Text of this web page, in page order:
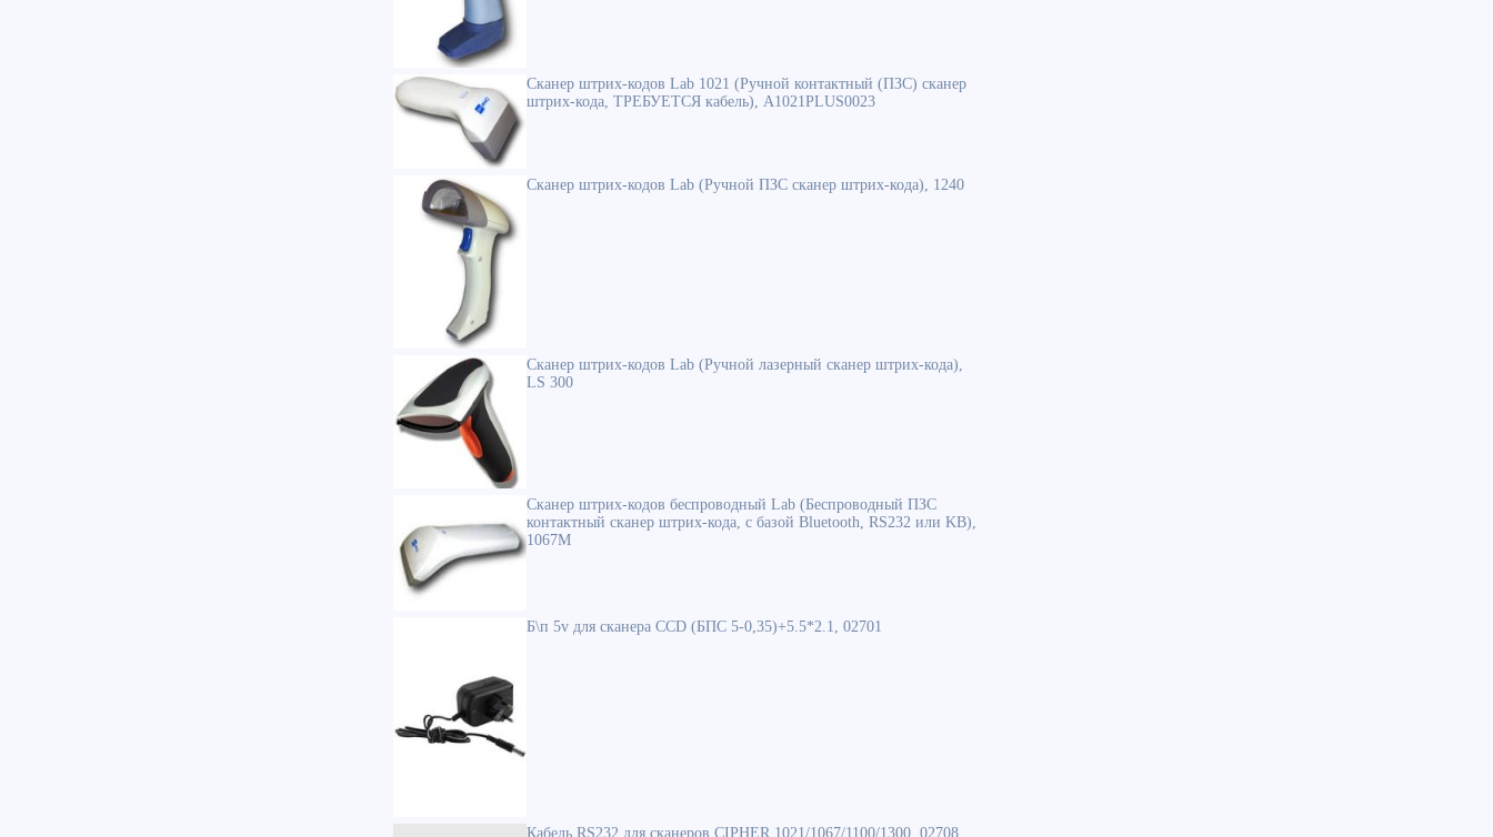
Сканер штрих-кодов Lab 1021 (Ручной контактный (ПЗС) сканер
штрих-кода, ТРЕБУЕТСЯ кабель), A1021PLUS0023
Сканер штрих-кодов Lab (Ручной ПЗС сканер штрих-кода), 1240
Сканер штрих-кодов Lab (Ручной лазерный сканер штрих-кода),
LS 300
Сканер штрих-кодов беспроводный Lab (Беспроводный ПЗС
контактный сканер штрих-кода, с базой Bluetooth, RS232 или KB),
1067M
Б\п 5v для сканера CCD (БПС 5-0,35)+5.5*2.1, 02701
Кабель RS232 для сканеров CIPHER 1021/1067/1100/1300, 02708